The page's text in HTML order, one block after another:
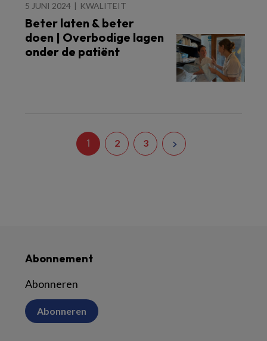
5 JUNI 2024 KWALITEIT
Beter laten & beter
doen | Overbodige lagen
onder de patiënt
1 2 3
Abonnement
Abonneren
Abonneren